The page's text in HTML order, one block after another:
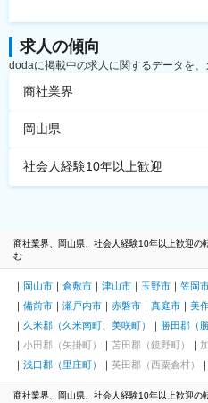
求人の傾向
dodaに掲載中の求人に関するデータを、
商社業界
岡山県
社会人経験10年以上歓迎
商社業界、岡山県、社会人経験10年以上歓迎の
む
岡山市 倉敷市 津山市 玉野市 笠岡
備前市
瀬戸内市 赤磐市 真庭市 美
久米郡（久米南町、美咲町）
勝田郡（
小田郡（矢掛町）
苫田郡（鏡野町）
浅口郡（里庄町）
英田郡（西粟倉村）
商社業界、岡山県、社会人経験10年以上歓迎の